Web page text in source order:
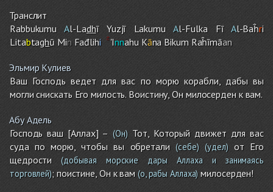
Транслит
Rabbukumu Al-Ladhī Yuzjī Lakumu Al-Fulka FīAl-Baĥri
Litabtaghū MinFađlihi 'Innahu Kāna BikumRaĥīmāan
Эльмир Кулиев
Ваш Господь ведет для вас по морю корабли, дабы вы
могли снискать Его милость. Воистину, Он милосерден к вам.
Абу Адель
Господь ваш [Аллах] – (Он) Тот, Который движет для вас
суда по морю, чтобы вы обретали(себе)(удел)от Его
щедрости (добывая морские дары Аллаха и занимаясь
торговлей); поистине, Он к вам (о, рабы Аллаха) милосерден!